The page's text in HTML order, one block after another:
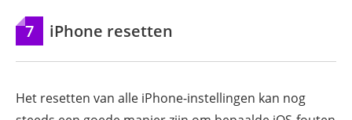
7 iPhone resetten
Het resetten van alle iPhone-instellingen kan nog